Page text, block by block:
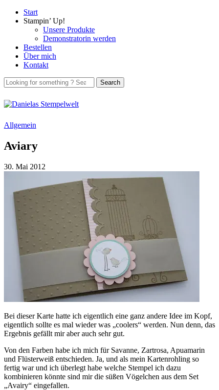
Start
Stampin’ Up!
Unsere Produkte
Demonstratorin werden
Bestellen
Über mich
Kontakt
Allgemein
Aviary
30. Mai 2012
Bei dieser Karte hatte ich eigentlich eine ganz andere Idee im Kopf,
eigentlich sollte es mal wieder was „coolers“ werden. Nun denn, das
Ergebnis gefällt mir aber auch sehr gut.
Von den Farben habe ich mich für Savanne, Zartrosa, Apuamarin
und Flüsterweiß entschieden. Ja, und als mein Kartenrohling so
fertig war und ich überlegt habe welche Stempel ich dazu
kombinieren könnte sind mir die süßen Vögelchen aus dem Set
„Avairy“ eingefallen.